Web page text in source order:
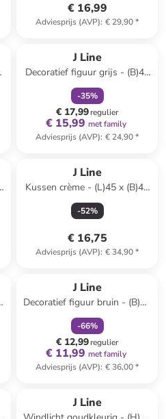
€ 16,99
Adviesprijs (AVP): € 29,90*
J Line
Decoratief figuur grijs - (B)47
x (H)56 x (D)34 cm
-35%
€ 17,99regulier
€ 15,99 met family
Adviesprijs (AVP): € 24,90*
J Line
Kussen crème - (L)45 x (B)45
cm
-52%
€ 16,75
Adviesprijs (AVP): € 34,90*
J Line
Decoratief figuur bruin - (B)24
x (H)44 x (D)10 cm
-66%
€ 12,99regulier
€ 11,99 met family
Adviesprijs (AVP): € 36,00*
J Line